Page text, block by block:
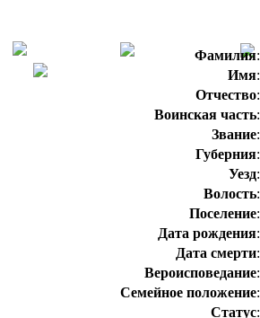
Фамилия:
Имя:
Отчество:
Воинская часть:
Звание:
Губерния:
Уезд:
Волость:
Поселение:
Дата рождения:
Дата смерти:
Вероисповедание:
Семейное положение:
Статус: